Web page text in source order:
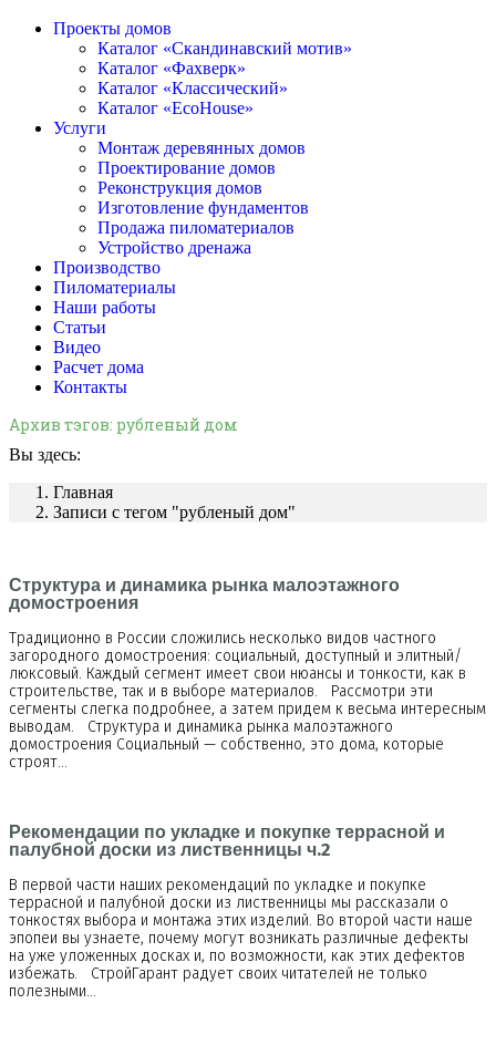
Проекты домов
Каталог «Скандинавский мотив»
Каталог «Фахверк»
Каталог «Классический»
Каталог «EcoHouse»
Услуги
Монтаж деревянных домов
Проектирование домов
Реконструкция домов
Изготовление фундаментов
Продажа пиломатериалов
Устройство дренажа
Производство
Пиломатериалы
Наши работы
Статьи
Видео
Расчет дома
Контакты
Архив тэгов: рубленый дом
Вы здесь:
Главная
Записи с тегом "рубленый дом"
Структура и динамика рынка малоэтажного
домостроения
Традиционно в России сложились несколько видов частного
загородного домостроения: социальный, доступный и элитный/
люксовый. Каждый сегмент имеет свои нюансы и тонкости, как в
строительстве, так и в выборе материалов. Рассмотри эти
сегменты слегка подробнее, а затем придем к весьма интересным
выводам. Структура и динамика рынка малоэтажного
домостроения Социальный — собственно, это дома, которые
строят…
Рекомендации по укладке и покупке террасной и
палубной доски из лиственницы ч.2
В первой части наших рекомендаций по укладке и покупке
террасной и палубной доски из лиственницы мы рассказали о
тонкостях выбора и монтажа этих изделий. Во второй части наше
эпопеи вы узнаете, почему могут возникать различные дефекты
на уже уложенных досках и, по возможности, как этих дефектов
избежать. СтройГарант радует своих читателей не только
полезными…